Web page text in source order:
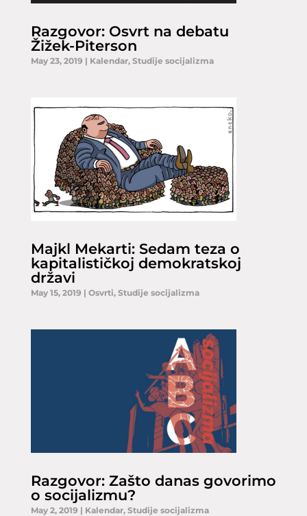
Razgovor: Osvrt na debatu
Žižek-Piterson
May 23, 2019 | Kalendar, Studije socijalizma
Majkl Mekarti: Sedam teza o
kapitalističkoj demokratskoj
državi
May 15, 2019 | Osvrti, Studije socijalizma
Razgovor: Zašto danas govorimo
o socijalizmu?
May 2, 2019 | Kalendar, Studije socijalizma